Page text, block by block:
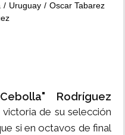
Uruguay
Oscar Tabarez
Rodríguez
de su selección
si en octavos de final